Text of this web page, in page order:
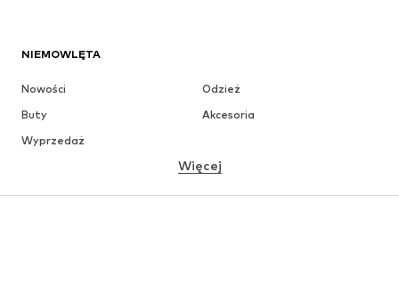
NIEMOWLĘTA
Nowości
Odzież
Buty
Akcesoria
Wyprzedaż
Więcej